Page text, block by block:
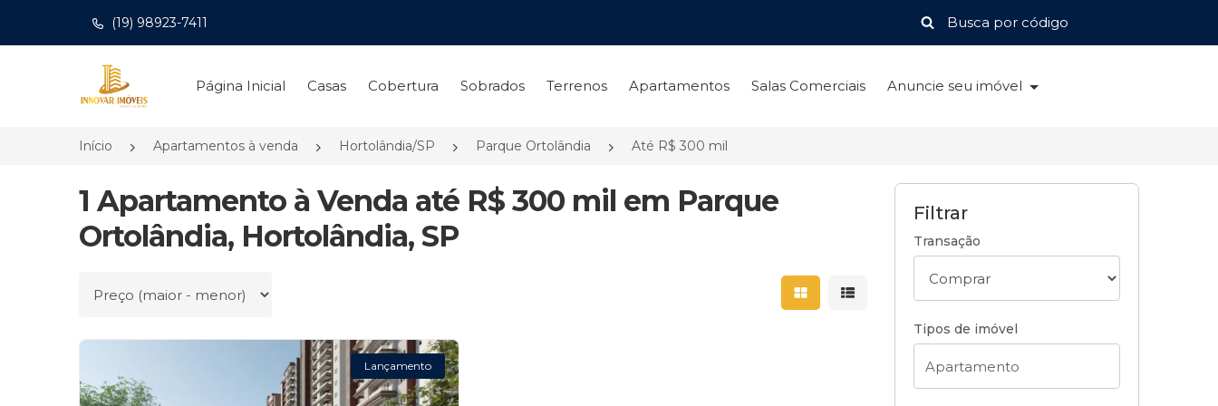
(19) 98923-7411
Página inicial
Página Inicial Casas Cobertura Sobrados Terrenos Apartamentos Salas Comerciais Anuncie seu imóvel
Início Apartamentos à venda Hortolândia/SP Parque Ortolândia Até R$ 300 mil
1 Apartamento à Venda até R$ 300 mil em Parque
Ortolândia, Hortolândia, SP
Ordenar por Mostrar resultados em grade
Mostrar resultados em lista
Lançamento
Filtrar
Transação
Tipos de imóvel